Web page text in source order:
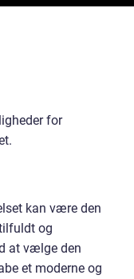
for
kan være den
og
at vælge den
et moderne og